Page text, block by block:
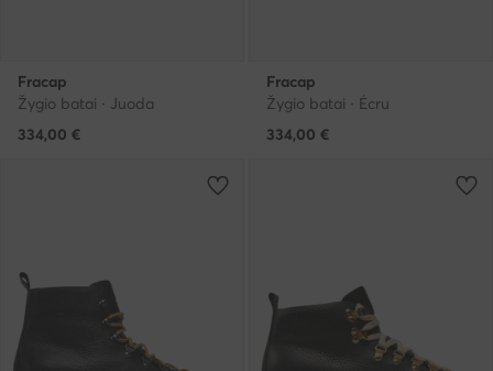
Fracap
Žygio batai · Juoda
334,00 €
Fracap
Žygio batai · Écru
334,00 €